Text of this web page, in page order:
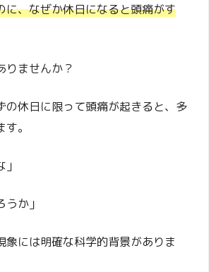
に、なぜか休日になると頭痛がす
りませんか？
の休日に限って頭痛が起きると、多
。
うか」
象には明確な科学的背景がありま